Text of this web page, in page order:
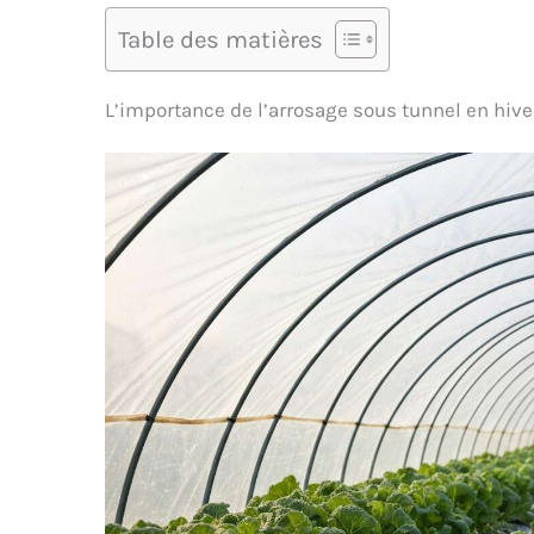
Table des matières
L’importance de l’arrosage sous tunnel en